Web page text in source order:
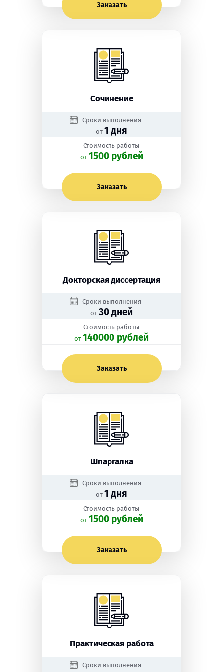
Заказать
Сочинение
Сроки выполнения
от 1 дня
Стоимость работы
oт 1500 рублей
Заказать
Докторская диссертация
Сроки выполнения
от 30 дней
Стоимость работы
oт 140000 рублей
Заказать
Шпаргалка
Сроки выполнения
от 1 дня
Стоимость работы
oт 1500 рублей
Заказать
Практическая работа
Сроки выполнения